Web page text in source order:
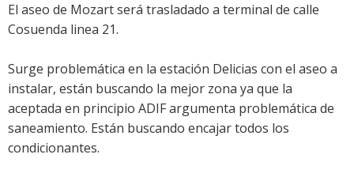
El aseo de Mozart será trasladado a terminal de calle
Cosuenda linea 21.
Surge problemática en la estación Delicias con el aseo a
instalar, están buscando la mejor zona ya que la
aceptada en principio ADIF argumenta problemática de
saneamiento. Están buscando encajar todos los
condicionantes.